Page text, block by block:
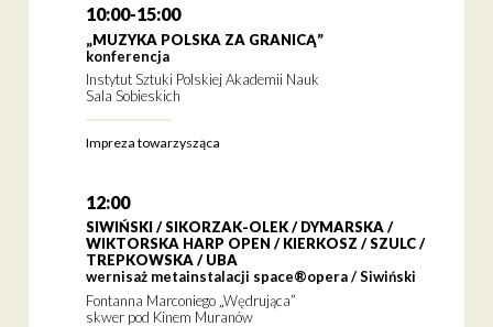
10:00-15:00
„MUZYKA POLSKA ZA GRANICĄ”
konferencja
Instytut Sztuki Polskiej Akademii Nauk
Sala Sobieskich
Impreza towarzysząca
12:00
SIWIŃSKI / SIKORZAK-OLEK / DYMARSKA /
WIKTORSKA HARP OPEN / KIERKOSZ / SZULC /
TREPKOWSKA / UBA
wernisaż metainstalacji space®opera / Siwiński
Fontanna Marconiego „Wędrująca”
skwer pod Kinem Muranów